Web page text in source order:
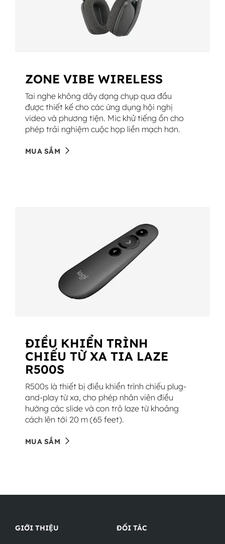
ZONE VIBE WIRELESS
Tai nghe không dây dạng chụp qua đầu
được thiết kế cho các ứng dụng hội nghị
video và phương tiện. Mic khử tiếng ồn cho
phép trải nghiệm cuộc họp liền mạch hơn.
MUA SẮM
ĐIỀU KHIỂN TRÌNH
CHIẾU TỪ XA TIA LAZE
R500S
R500s là thiết bị điều khiển trình chiếu plug-
and-play từ xa, cho phép nhân viên điều
hướng các slide và con trỏ laze từ khoảng
cách lên tới 20 m (65 feet).
MUA SẮM
GIỚI THIỆU ĐỐI TÁC